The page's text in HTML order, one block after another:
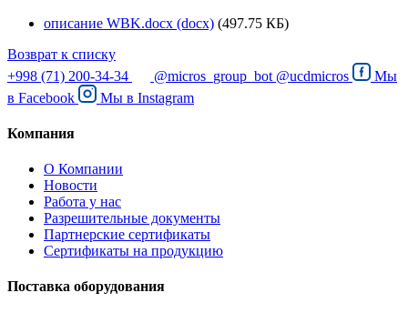
описание WBK.docx (docx) (497.75 КБ)
Возврат к списку
+998 (71) 200-34-34
@micros_group_bot @ucdmicros
Мы
в Facebook Мы в Instagram
Компания
О Компании
Новости
Работа у нас
Разрешительные документы
Партнерские сертификаты
Сертификаты на продукцию
Поставка оборудования